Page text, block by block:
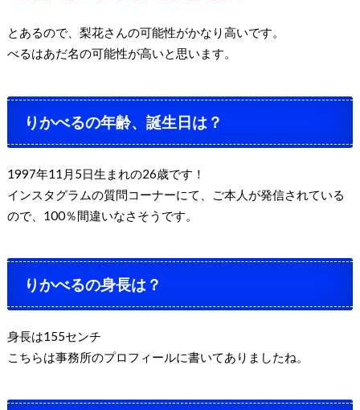
とあるので、梨花さんの可能性がかなり高いです。
べるはあだ名の可能性が高いと思います。
りかべるの年齢、誕生日は？
1997年11月5日生まれの26歳です！
インスタグラムの質問コーナーにて、ご本人が発信されている
ので、100％間違いなさそうです。
りかべるの身長は？
身長は155センチ
こちらは事務所のプロフィールに書いてありましたね。